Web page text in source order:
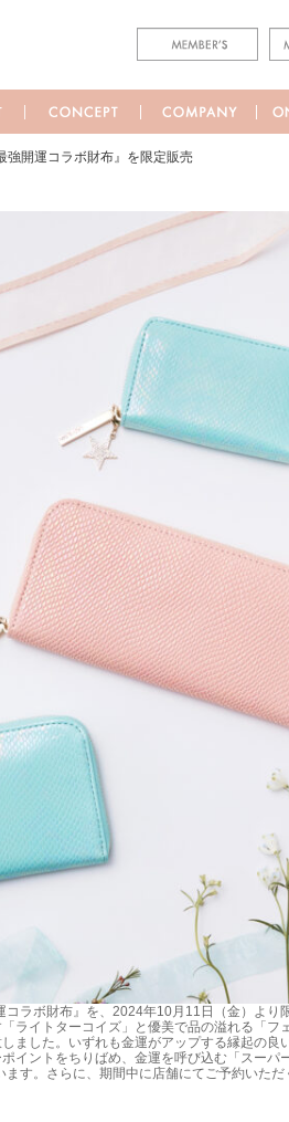
強開運コラボ財布』を限定販売
ラボ財布』を、2024年10月11日（金）より
ライトターコイズ」と優美で品の溢れる「
ました。いずれも金運がアップする縁起の
イントをちりばめ、金運を呼び込む「スーパ
す。さらに、期間中に店舗にてご予約いた